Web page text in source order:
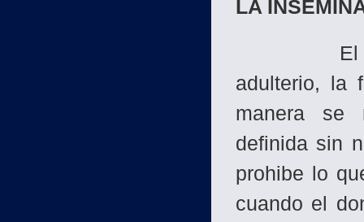
LA
El Islam
adulterio, la
manera se
definida sin
prohibe lo
cuando el